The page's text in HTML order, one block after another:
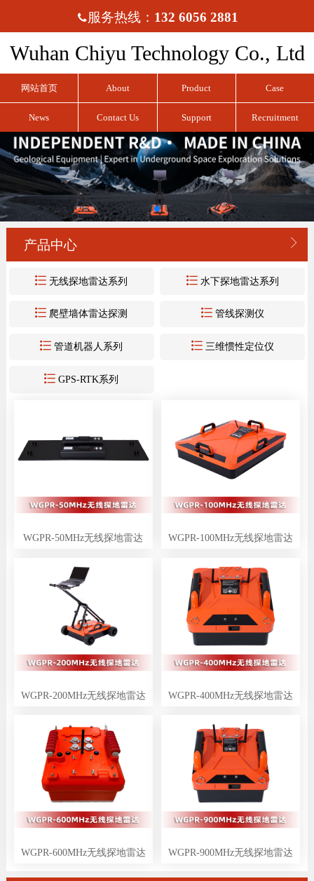
服务热线： 132 6056 2881
Wuhan Chiyu Technology Co., Ltd
网站首页 About Product Case
News Contact Us Support Recruitment
产品中心 
 无线探地雷达系列 水下探地雷达系列
 爬壁墙体雷达探测 管线探测仪
 管道机器人系列 三维惯性定位仪
 GPS-RTK系列
WGPR-50MHz无线探地雷达 WGPR-100MHz无线探地雷达
WGPR-200MHz无线探地雷达 WGPR-400MHz无线探地雷达
WGPR-600MHz无线探地雷达 WGPR-900MHz无线探地雷达